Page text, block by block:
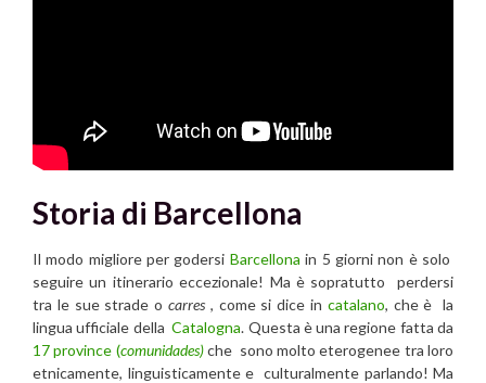
Storia di Barcellona
Il modo migliore per godersi Barcellona in 5 giorni non è solo
seguire un itinerario eccezionale! Ma è sopratutto perdersi
tra le sue strade o carres , come si dice in catalano, che è la
lingua ufficiale dellaCatalogna. Questa è una regione fatta da
17 province (comunidades)che sono molto eterogenee tra loro
etnicamente, linguisticamente e culturalmente parlando! Ma